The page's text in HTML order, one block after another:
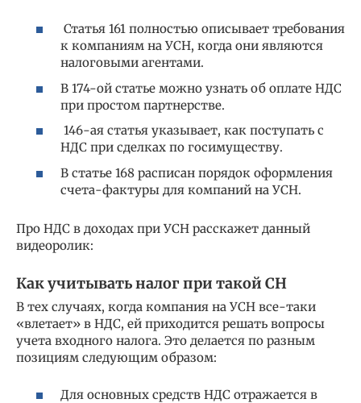
Статья 161 полностью описывает требования
к компаниям на УСН, когда они являются
налоговыми агентами.
В 174-ой статье можно узнать об оплате НДС
при простом партнерстве.
146-ая статья указывает, как поступать с
НДС при сделках по госимуществу.
В статье 168 расписан порядок оформления
счета-фактуры для компаний на УСН.
Про НДС в доходах при УСН расскажет данный
видеоролик:
Как учитывать налог при такой СН
В тех случаях, когда компания на УСН все-таки
«влетает» в НДС, ей приходится решать вопросы
учета входного налога. Это делается по разным
позициям следующим образом:
Для основных средств НДС отражается в